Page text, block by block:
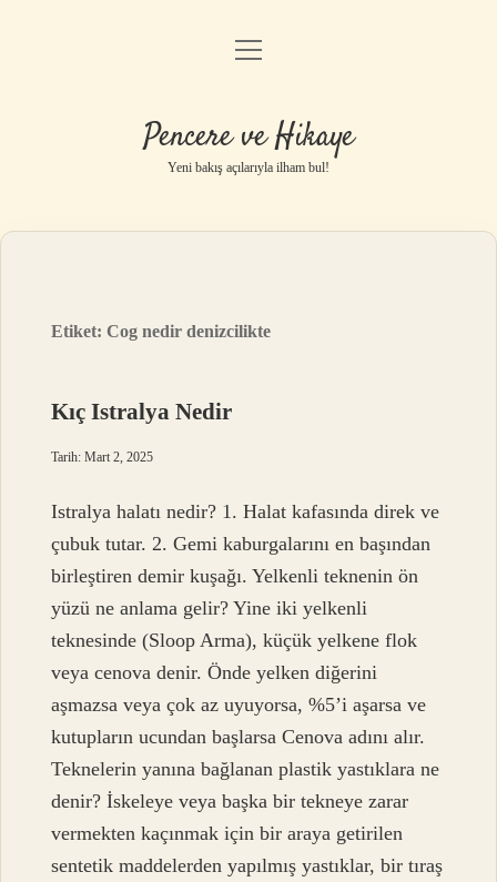
Anasayfa
Yasal Uyarı
menüyü
Pencere ve Hikaye
Yeni bakış açılarıyla ilham bul!
Etiket:Cog nedir denizcilikte
Kıç Istralya Nedir
Tarih: Mart 2, 2025
Istralya halatı nedir? 1. Halat kafasında direk ve
çubuk tutar. 2. Gemi kaburgalarını en başından
birleştiren demir kuşağı. Yelkenli teknenin ön
yüzü ne anlama gelir? Yine iki yelkenli
teknesinde (Sloop Arma), küçük yelkene flok
veya cenova denir. Önde yelken diğerini
aşmazsa veya çok az uyuyorsa, %5’i aşarsa ve
kutupların ucundan başlarsa Cenova adını alır.
Teknelerin yanına bağlanan plastik yastıklara ne
denir? İskeleye veya başka bir tekneye zarar
vermekten kaçınmak için bir araya getirilen
sentetik maddelerden yapılmış yastıklar, bir tıraş